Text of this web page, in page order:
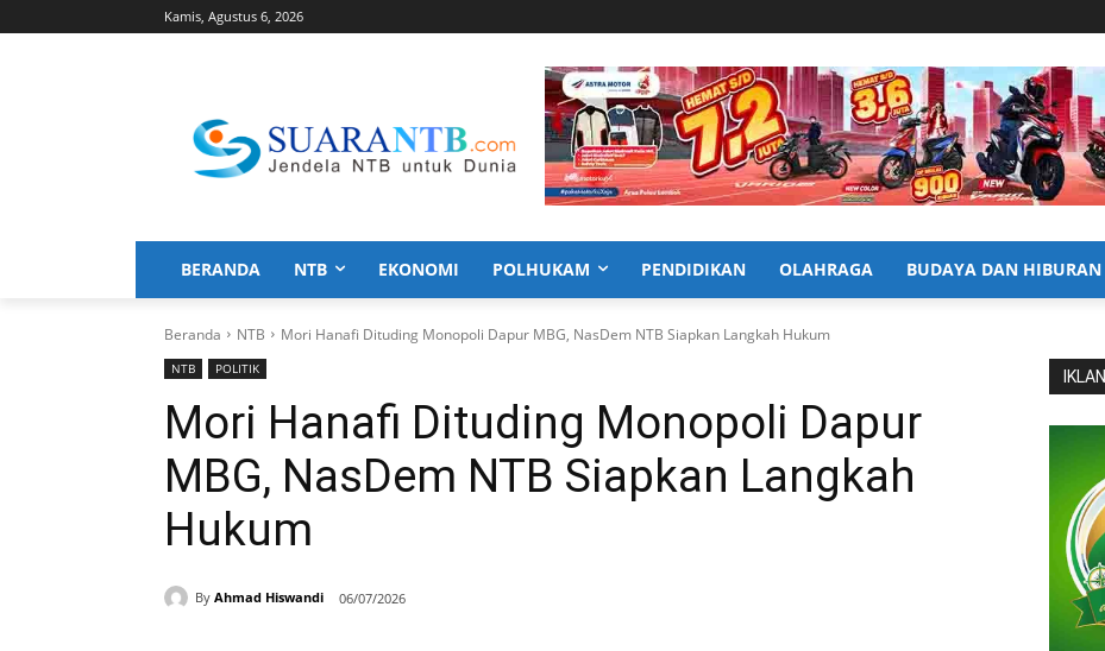
Kamis, Agustus 6, 2026
BERANDA NTB EKONOMI POLHUKAM PENDIDIKAN OLAHRAGA BUDAYA DAN HIBURAN
Beranda NTB Mori Hanafi Dituding Monopoli Dapur MBG, NasDem NTB Siapkan Langkah Hukum
NTB POLITIK
Mori Hanafi Dituding Monopoli Dapur
MBG, NasDem NTB Siapkan Langkah
Hukum
By Ahmad Hiswandi 06/07/2026
IKLAN